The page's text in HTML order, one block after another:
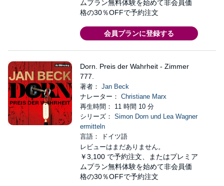
ムプラン無料体験を始めて非会員価
格の30％OFFで予約注文
会員プランに登録する
Dorn. Preis der Wahrheit - Zimmer
777.
著者： Jan Beck
ナレーター： Christiane Marx
再生時間： 11 時間 10 分
シリーズ： Simon Dorn und Lea Wagner
ermitteln
言語： ドイツ語
レビューはまだありません。
￥3,100 で予約注文、またはプレミア
ムプラン無料体験を始めて非会員価
格の30％OFFで予約注文